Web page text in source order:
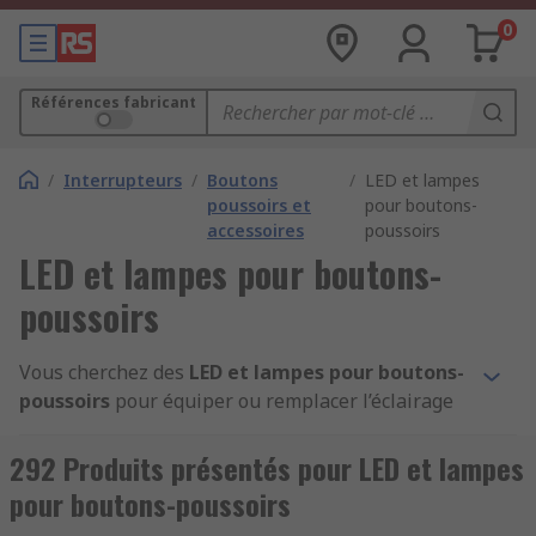
0
Références fabricant
/ Interrupteurs / Boutons
poussoirs et
accessoires
/ LED et lampes
pour boutons-
poussoirs
LED et lampes pour boutons-
poussoirs
Vous cherchez des LED et lampes pour boutons-
poussoirs pour équiper ou remplacer l’éclairage
propose une large sélection deboutons-
poussoirs LED,LED pour bouton-poussoir
lampes pour bouton-poussoir
292 Produits présentés pour LED et lampes
pour boutons-poussoirs